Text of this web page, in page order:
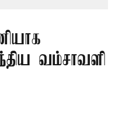
வம்சாவளி